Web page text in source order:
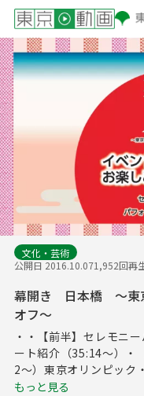
Play
文化・芸術
公開日 2016.10.071,952回再
幕開き 日本橋 ～東
オフ～
・・【前半】セレモニ
ート紹介（35:14～）・
2～）東京オリンピック
もっと見る